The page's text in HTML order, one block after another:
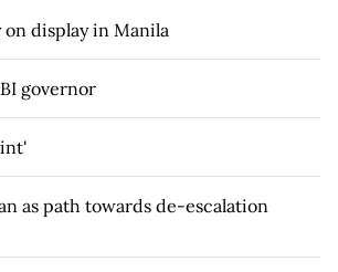
on display in Manila
governor
as path towards de-escalation